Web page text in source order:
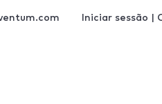
Iniciar sessão |